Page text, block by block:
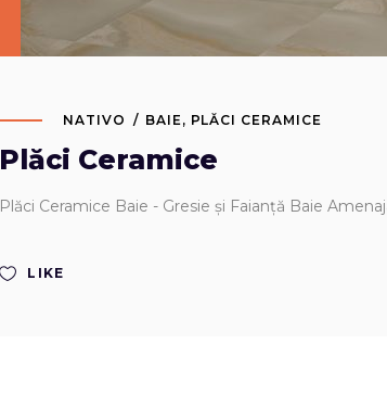
NATIVO BAIE, PLĂCI CERAMICE
Plăci Ceramice
Plăci Ceramice Baie - Gresie și Faianță Baie
LIKE